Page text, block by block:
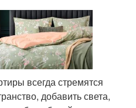
всегда стремятся
добавить света,